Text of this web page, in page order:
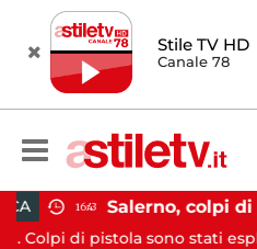
Stile TV HD
Canale 78
sono stati esplosi in via Rocco